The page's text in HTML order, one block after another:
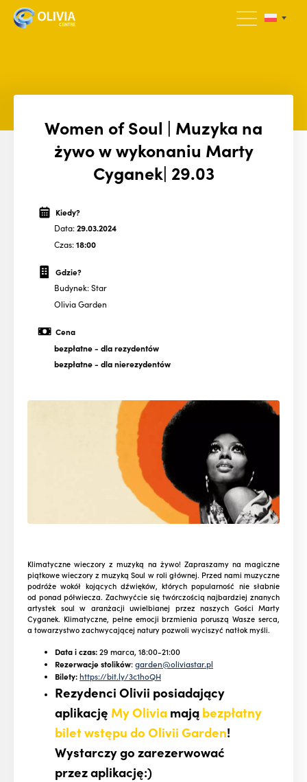
Women of Soul | Muzyka na
żywo w wykonaniu Marty
Cyganek| 29.03
Kiedy?
Data:29.03.2024
Czas:18:00
Gdzie?
Budynek: Star
Olivia Garden
Cena
bezpłatne- dla rezydentów
bezpłatne- dla nierezydentów
Klimatyczne wieczory z muzyką na żywo! Zapraszamy na magiczne
piątkowe wieczory z muzyką Soul w roli głównej. Przed nami muzyczne
podróże wokół kojących dźwięków, których popularność nie słabnie
od ponad półwiecza. Zachwyćcie się twórczością najbardziej znanych
artystek soul w aranżacji uwielbianej przez naszych Gości Marty
Cyganek. Klimatyczne, pełne emocji brzmienia poruszą Wasze serca,
a towarzystwo zachwycającej natury pozwoli wyciszyć natłok myśli.
Data i czas:29 marca, 18:00-21:00
Rezerwacje stolików:garden@oliviastar.pl
Bilety:https://bit.ly/3c1hoQH
Rezydenci Olivii posiadający
aplikację My Oliviamająbezpłatny
bilet wstępu do Olivii Garden!
Wystarczy go zarezerwować
przez aplikację:)